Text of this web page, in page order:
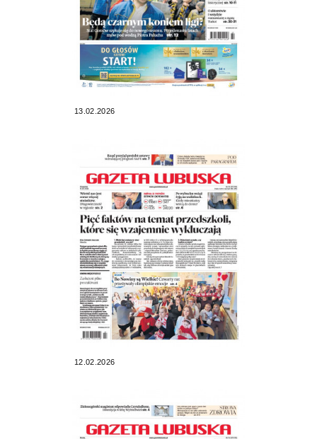
13.02.2026
12.02.2026